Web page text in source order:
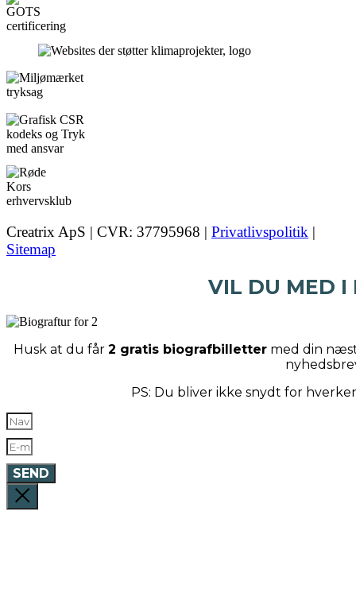
Creatrix ApS | CVR: 37795968 | Privatlivspolitik |
Sitemap
VIL DU MED I
Husk at du får 2 gratis biografbillettermed din
PS: Du bliver ikke snydt for
SEND